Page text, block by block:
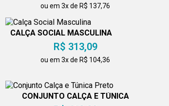
ou em 3x de R$ 137,76
CALÇA SOCIAL MASCULINA
R$ 313,09
ou em 3x de R$ 104,36
CONJUNTO CALÇA E TÚNICA
PRETO